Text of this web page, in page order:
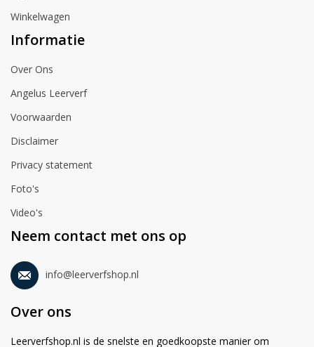
Winkelwagen
Informatie
Over Ons
Angelus Leerverf
Voorwaarden
Disclaimer
Privacy statement
Foto's
Video's
Neem contact met ons op
info@leerverfshop.nl
Over ons
Leerverfshop.nl is de snelste en goedkoopste manier om